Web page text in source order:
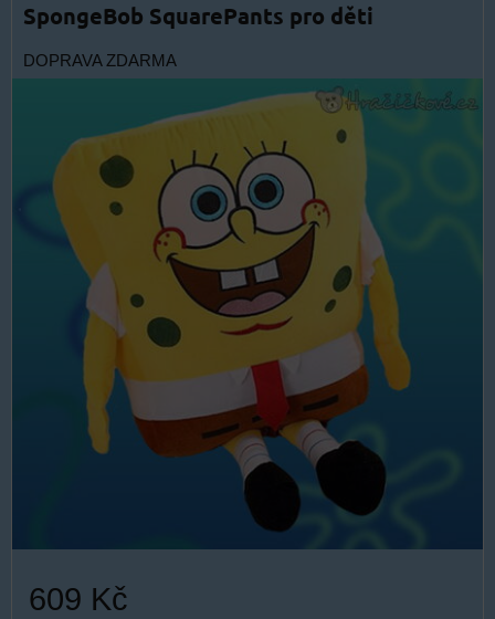
SpongeBob SquarePants pro děti
DOPRAVA ZDARMA
609 Kč